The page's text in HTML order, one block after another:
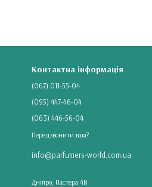
Контактна інформація
(067) 011-55-04
(095) 447-46-04
(063) 446-56-04
Передзвонити вам?
info@parfumers-world.com.ua
Днiпрo, Пастера 4В